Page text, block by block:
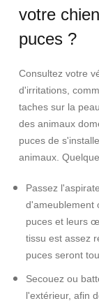
votre
puces ?
Consultez votre
d'irritations,
taches sur la
des animaux
puces de
animaux. Q
Passez
d'ameublement
puces et leurs
tissu est assez
puces seront
Secouez ou
l'extérieur, afin